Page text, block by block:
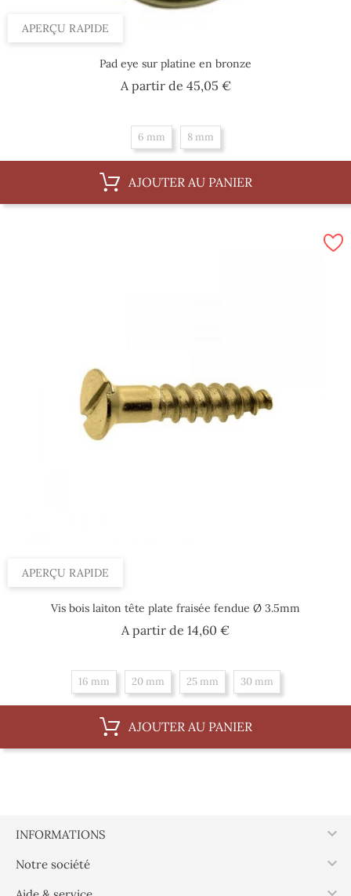
APERÇU RAPIDE
Pad eye sur platine en bronze
A partir de 45,05 €Prix
6 mm 8 mm
AJOUTER AU PANIER
APERÇU RAPIDE
Vis bois laiton tête plate fraisée fendue Ø 3.5mm
A partir de 14,60 €Prix
16 mm 20 mm 25 mm 30 mm
AJOUTER AU PANIER
INFORMATIONS 
Notre société 